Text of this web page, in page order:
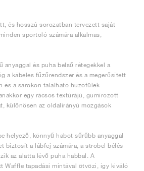
és hosszú sorozatban tervezett saját
sportoló számára alkalmas,
és puha belső rétegekkel a
a kábeles fűzőrendszer és a megerősített
és a sarokon található húzófülek
egy rácsos textúrájú, gumírozott
különösen az oldalirányú mozgások
helyező, könnyű habot sűrűbb anyaggal
biztosít a lábfej számára, a strobel bélés
az alatta lévő puha habbal. A
Waffle tapadási mintával ötvözi, így kiváló